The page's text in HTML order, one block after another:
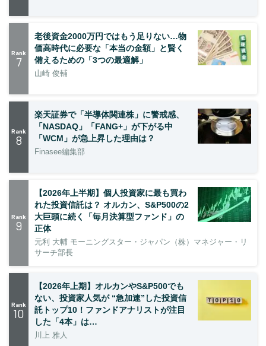
Rank
7
老後資金2000万円ではもう足りない…物
価高時代に必要な「本当の金額」と賢く
備えるための「3つの最適解」
山崎 俊輔
Rank
8
楽天証券で「半導体関連株」に警戒感、
「NASDAQ」「FANG+」が下がる中
「WCM」が急上昇した理由は？
Finasee編集部
Rank
9
【2026年上半期】個人投資家に最も買わ
れた投資信託は？ オルカン、S&P500の2
大巨頭に続く「毎月決算型ファンド」の
正体
元利 大輔 モーニングスター・ジャパン（株）マネジャー・リ
サーチ部長
Rank
10
【2026年上期】オルカンやS&P500でも
ない、投資家人気が “急加速”した投資信
託トップ10！ファンドアナリストが注目
した「4本」は…
川上 雅人